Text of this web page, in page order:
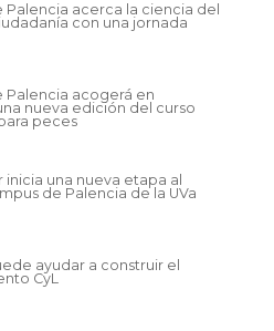
Palencia acerca la ciencia del
con una jornada
Palencia acogerá en
nueva edición del curso
peces
inicia una nueva etapa al
de Palencia de la UVa
ayudar a construir el
CyL